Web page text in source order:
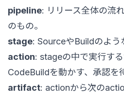
pipeline: リリース全体の流
のもの。
stage: SourceやBuildのよう
action: stageの中で実行する
CodeBuildを動かす、承認を
artifact: actionから次の